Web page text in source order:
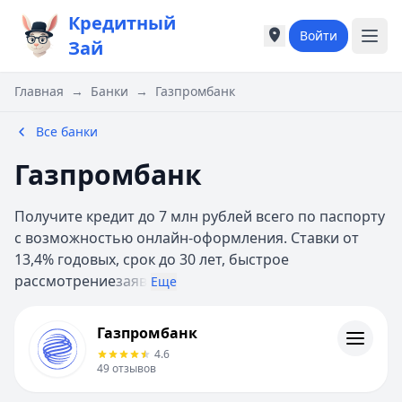
Кредитный
Зай
Города России
К
Казань
Красноярск
Нижний Новгород
Города России
К
Казань
Красноярск
Нижний Новгород
Войти
Главная → Банки → Газпромбанк
Все банки
Газпромбанк
Получите кредит до 7 млн рублей всего по паспорту
с возможностью онлайн-оформления. Ставки от
13,4% годовых, срок до 30 лет, быстрое
рассмотрениезаяв Еще
Кредиты
Отзывы
Газпромбанк
4.6
49отзывов